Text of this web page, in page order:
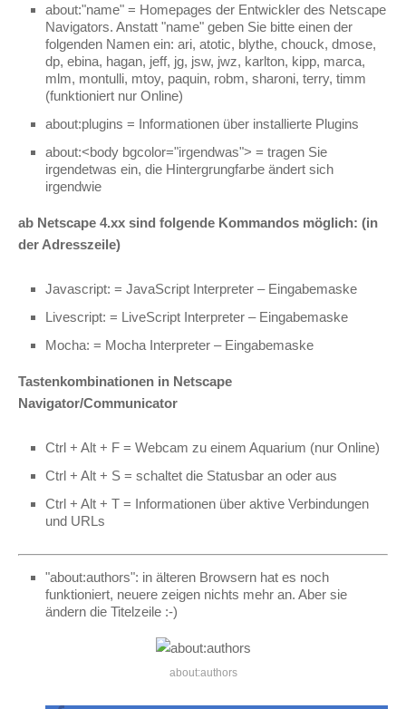
about:"name" = Homepages der Entwickler des Netscape
Navigators. Anstatt "name" geben Sie bitte einen der
folgenden Namen ein: ari, atotic, blythe, chouck, dmose,
dp, ebina, hagan, jeff, jg, jsw, jwz, karlton, kipp, marca,
mlm, montulli, mtoy, paquin, robm, sharoni, terry, timm
(funktioniert nur Online)
about:plugins = Informationen über installierte Plugins
about:<body bgcolor="irgendwas"> = tragen Sie
irgendetwas ein, die Hintergrungfarbe ändert sich
irgendwie
ab Netscape 4.xx sind folgende Kommandos möglich: (in
der Adresszeile)
Javascript: = JavaScript Interpreter – Eingabemaske
Livescript: = LiveScript Interpreter – Eingabemaske
Mocha: = Mocha Interpreter – Eingabemaske
Tastenkombinationen in Netscape
Navigator/Communicator
Ctrl + Alt + F = Webcam zu einem Aquarium (nur Online)
Ctrl + Alt + S = schaltet die Statusbar an oder aus
Ctrl + Alt + T = Informationen über aktive Verbindungen
und URLs
"about:authors": in älteren Browsern hat es noch
funktioniert, neuere zeigen nichts mehr an. Aber sie
ändern die Titelzeile :-)
about:authors